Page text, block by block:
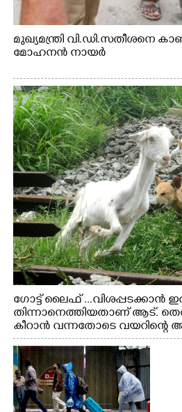
മുഖ്യമന്ത്രി വി.ഡി.സതീശനെ
മോഹനൻ നായർ
ഗോട്ട് ലൈഫ് ...വിശപ്പടക്കാൻ
തിന്നാനെത്തിയതാണ് ആട്.
കീറാൻ വന്നതോടെ വയറിന്റെ
വേണ്ടിയായി ഓട്ടം.
നിന്നുള്ള കാഴ്ച